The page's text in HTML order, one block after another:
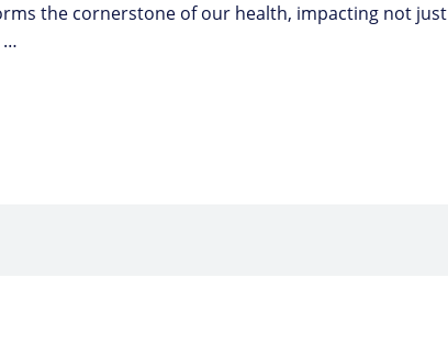
the cornerstone of our health, impacting not just
…